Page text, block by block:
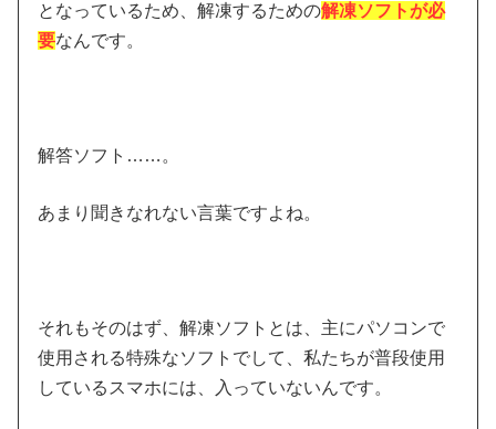
となっているため、解凍するための解凍ソフトが必
要なんです。
解答ソフト……。
あまり聞きなれない言葉ですよね。
それもそのはず、解凍ソフトとは、主にパソコンで
使用される特殊なソフトでして、私たちが普段使用
しているスマホには、入っていないんです。